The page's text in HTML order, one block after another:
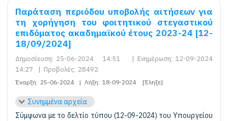
Παράταση περιόδου υποβολής αιτήσεων για
τη χορήγηση του φοιτητικού στεγαστικού
επιδόματος ακαδημαϊκού έτους 2023-24 [12-
18/09/2024]
Δημοσίευση: 25-06-2024 14:51 | Ενημέρωση: 12-09-2024
14:27
| Προβολές: 28492
Έναρξη: 25-06-2024 | Λήξη: 18-09-2024 [Έληξε]
Συνημμένα αρχεία
Σύμφωνα με το δελτίο τύπου (12-09-2024) του Υπουργείου